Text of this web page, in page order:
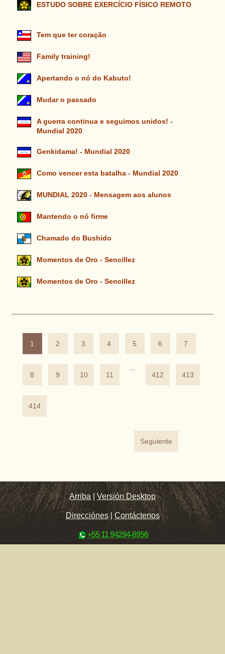
ESTUDO SOBRE EXERCÍCIO FÍSICO REMOTO
Tem que ter coração
Family training!
Apertando o nó do Kabuto!
Mudar o passado
A guerra continua e seguimos unidos! -
Mundial 2020
Genkidama! - Mundial 2020
Como vencer esta batalha - Mundial 2020
MUNDIAL 2020 - Mensagem aos alunos
Mantendo o nó firme
Chamado do Bushido
Momentos de Oro - Sencillez
Momentos de Oro - Sencillez
1 2 3 4 5 6 7
8 9 10 11
412
413
414
Seguiente
Arriba |Versión Desktop
Direcciónes| Contáctenos
+55 11 94294-8956